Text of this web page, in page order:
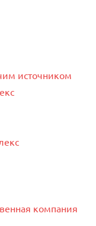
источником
компания